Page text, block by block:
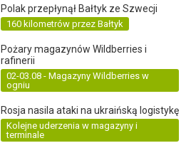
Polak przepłynął Bałtyk ze Szwecji
160 kilometrów przez Bałtyk
Pożary magazynów Wildberries i
rafinerii
02-03.08 - Magazyny Wildberries w
ogniu
Rosja nasila ataki na ukraińską logistykę
Kolejne uderzenia w magazyny i
terminale